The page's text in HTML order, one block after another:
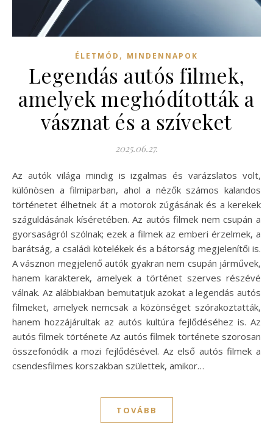
ÉLETMÓD , MINDENNAPOK
Legendás autós filmek,
amelyek meghódították a
vásznat és a szíveket
2025.06.27.
Az autók világa mindig is izgalmas és varázslatos volt,
különösen a filmiparban, ahol a nézők számos kalandos
történetet élhetnek át a motorok zúgásának és a kerekek
száguldásának kíséretében. Az autós filmek nem csupán a
gyorsaságról szólnak; ezek a filmek az emberi érzelmek, a
barátság, a családi kötelékek és a bátorság megjelenítői is.
A vásznon megjelenő autók gyakran nem csupán járművek,
hanem karakterek, amelyek a történet szerves részévé
válnak. Az alábbiakban bemutatjuk azokat a legendás autós
filmeket, amelyek nemcsak a közönséget szórakoztatták,
hanem hozzájárultak az autós kultúra fejlődéséhez is. Az
autós filmek története Az autós filmek története szorosan
összefonódik a mozi fejlődésével. Az első autós filmek a
csendesfilmes korszakban születtek, amikor…
TOVÁBB